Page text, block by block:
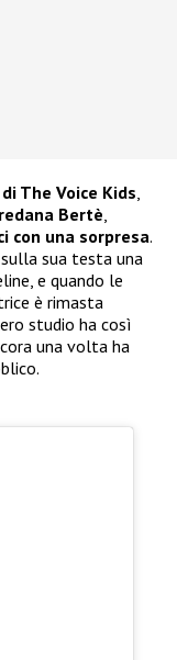
The Voice Kids,
Bertè,
con una sorpresa.
sua testa una
e quando le
è rimasta
studio ha così
una volta ha